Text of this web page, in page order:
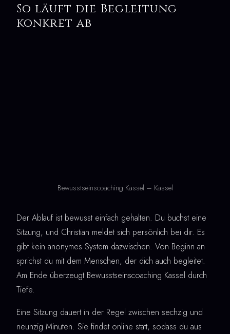
So läuft die Begleitung
konkret ab
Bewusstseinscoaching Kassel – Kassel
Der Ablauf ist bewusst einfach gehalten. Du buchst eine
Sitzung, und Christian meldet sich persönlich bei dir. Es
gibt kein anonymes System dazwischen. Von Beginn an
sprichst du mit dem Menschen, der dich auch begleitet.
Am Ende überzeugt Bewusstseinscoaching Kassel durch
Tiefe.
Eine Sitzung dauert in der Regel zwischen sechzig und
neunzig Minuten. Sie findet online statt, sodass du aus